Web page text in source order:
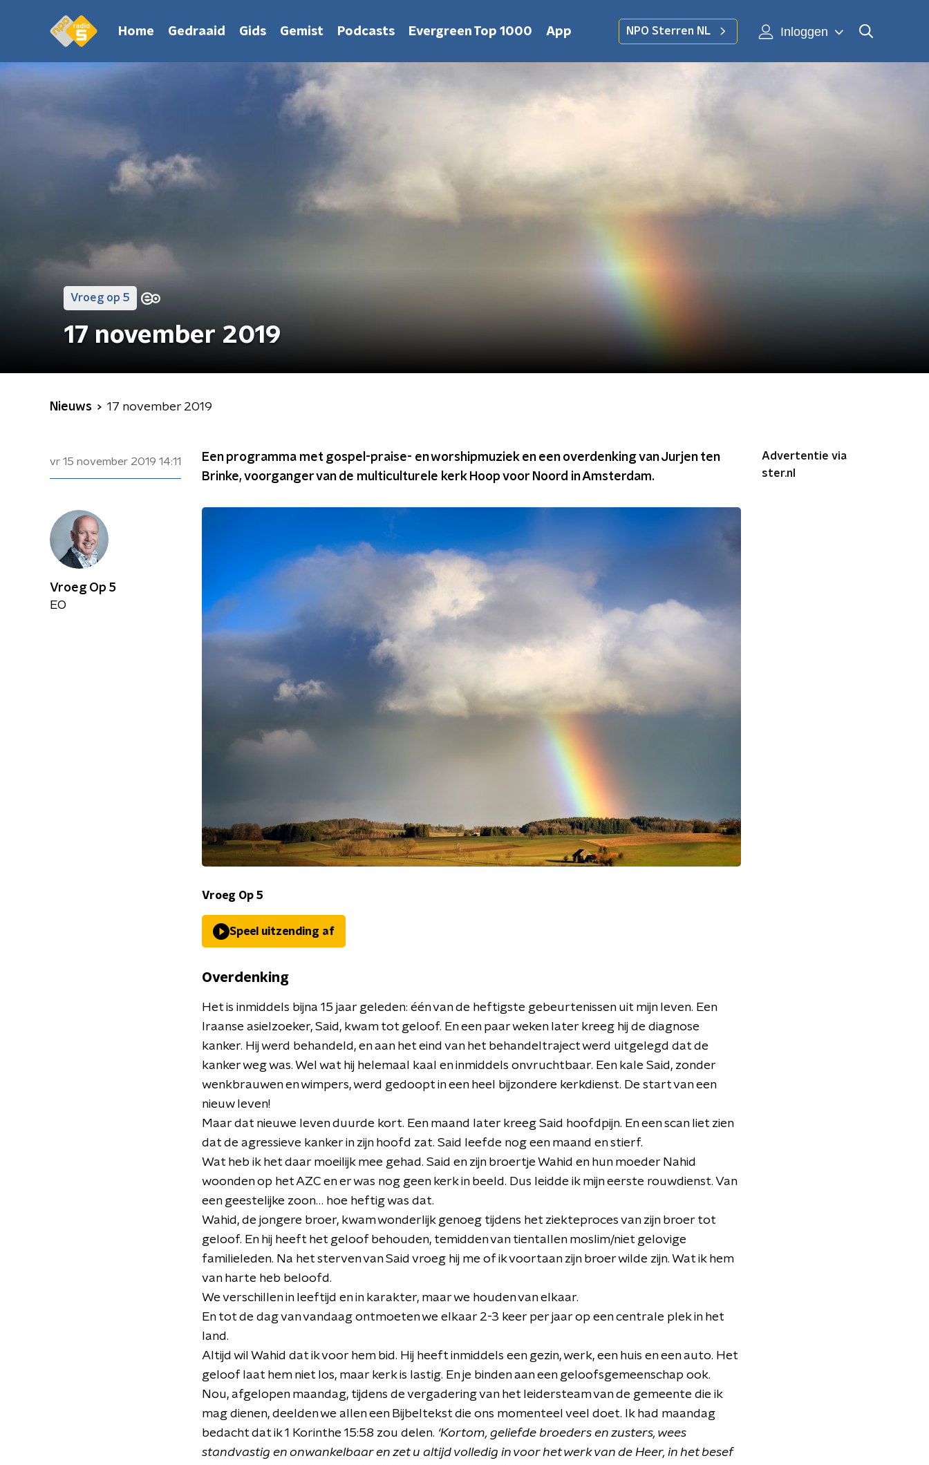
Home Gedraaid Gids Gemist Podcasts Evergreen Top 1000 App NPO Sterren NL Inloggen
Vroeg op 5
17 november 2019
Nieuws 17 november 2019
vr 15 november 2019 14:11
Een programma met gospel-praise- en worshipmuziek en een overdenking van Jurjen ten
Brinke, voorganger van de multiculturele kerk Hoop voor Noord in Amsterdam.
Vroeg Op 5
Speel uitzending af
Overdenking
Het is inmiddels bijna 15 jaar geleden: één van de heftigste gebeurtenissen uit mijn leven. Een
Iraanse asielzoeker, Said, kwam tot geloof. En een paar weken later kreeg hij de diagnose
kanker. Hij werd behandeld, en aan het eind van het behandeltraject werd uitgelegd dat de
kanker weg was. Wel wat hij helemaal kaal en inmiddels onvruchtbaar. Een kale Said, zonder
wenkbrauwen en wimpers, werd gedoopt in een heel bijzondere kerkdienst. De start van een
nieuw leven!
Maar dat nieuwe leven duurde kort. Een maand later kreeg Said hoofdpijn. En een scan liet zien
dat de agressieve kanker in zijn hoofd zat. Said leefde nog een maand en stierf.
Wat heb ik het daar moeilijk mee gehad. Said en zijn broertje Wahid en hun moeder Nahid
woonden op het AZC en er was nog geen kerk in beeld. Dus leidde ik mijn eerste rouwdienst. Van
een geestelijke zoon… hoe heftig was dat.
Wahid, de jongere broer, kwam wonderlijk genoeg tijdens het ziekteproces van zijn broer tot
geloof. En hij heeft het geloof behouden, temidden van tientallen moslim/niet gelovige
familieleden. Na het sterven van Said vroeg hij me of ik voortaan zijn broer wilde zijn. Wat ik hem
van harte heb beloofd.
We verschillen in leeftijd en in karakter, maar we houden van elkaar.
En tot de dag van vandaag ontmoeten we elkaar 2-3 keer per jaar op een centrale plek in het
land.
Altijd wil Wahid dat ik voor hem bid. Hij heeft inmiddels een gezin, werk, een huis en een auto. Het
geloof laat hem niet los, maar kerk is lastig. En je binden aan een geloofsgemeenschap ook.
Nou, afgelopen maandag, tijdens de vergadering van het leidersteam van de gemeente die ik
mag dienen, deelden we allen een Bijbeltekst die ons momenteel veel doet. Ik had maandag
bedacht dat ik 1 Korinthe 15:58 zou delen. ‘Kortom, geliefde broeders en zusters, wees
standvastig en onwankelbaar en zet u altijd volledig in voor het werk van de Heer, in het besef
Advertentie via
ster.nl
Vroeg Op 5
EO